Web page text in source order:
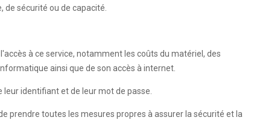
de sécurité ou de capacité.
à ce service, notamment les coûts du matériel, des
ainsi que de son accès à internet.
leur identifiant et de leur mot de passe.
prendre toutes les mesures propres à assurer la sécurité et la